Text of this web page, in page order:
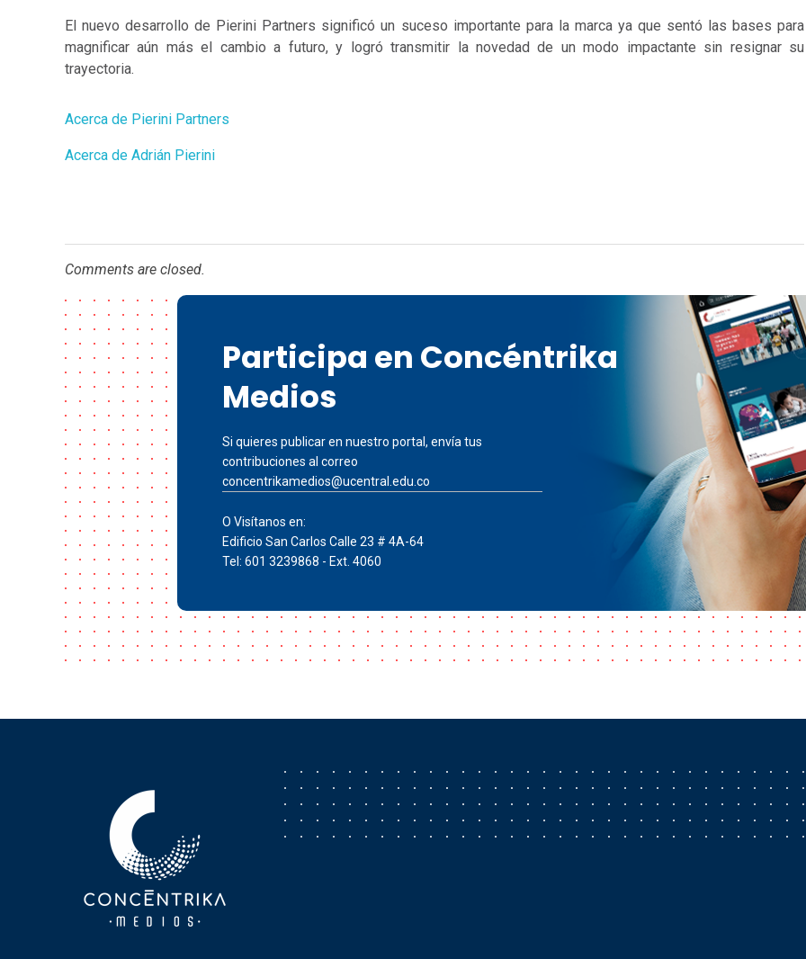
El nuevo desarrollo de Pierini Partners significó un suceso importante para la marca ya que sentó las bases para
magnificar aún más el cambio a futuro, y logró transmitir la novedad de un modo impactante sin resignar su
trayectoria.
Acerca de Pierini Partners
Acerca de Adrián Pierini
Comments are closed.
Participa en Concéntrika
Medios
Si quieres publicar en nuestro portal, envía tus
contribuciones al correo
concentrikamedios@ucentral.edu.co
O Visítanos en:
Edificio San Carlos Calle 23 # 4A-64
Tel: 601 3239868 - Ext. 4060